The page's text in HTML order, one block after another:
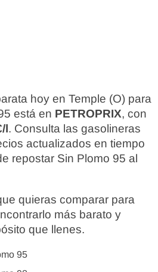
hoy en Temple (O) para
está en PETROPRIX, con
l. Consulta las gasolineras
actualizados en tiempo
repostar Sin Plomo 95 al
quieras comparar para
más barato y
que llenes.
95